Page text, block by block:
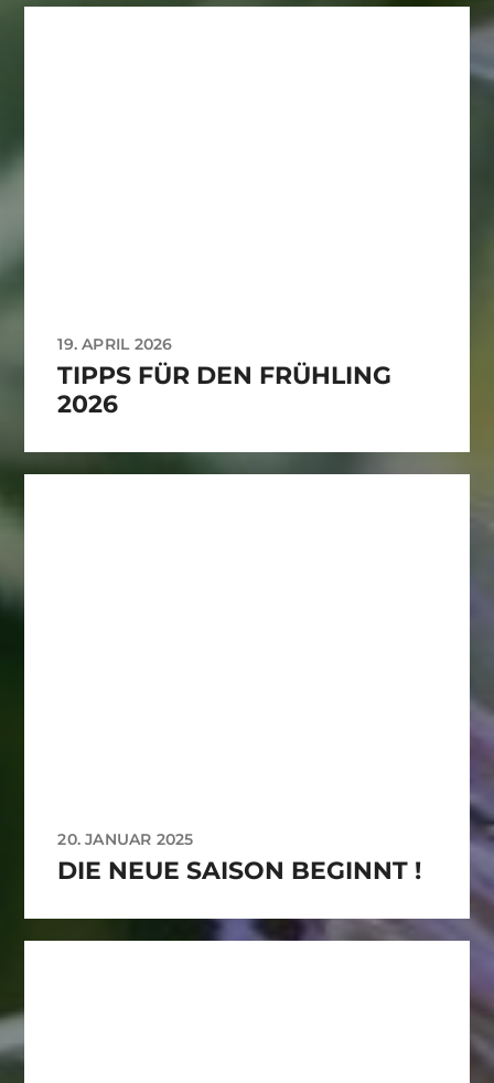
19. APRIL 2026
TIPPS FÜR DEN FRÜHLING
2026
20. JANUAR 2025
DIE NEUE SAISON BEGINNT !